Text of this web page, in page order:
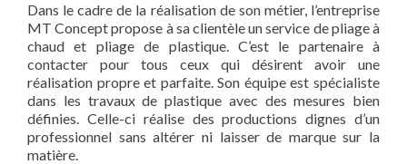
Dans le cadre de la réalisation de son métier, l’entreprise
MT Concept propose à sa clientèle un service de pliage à
chaud et pliage de plastique. C’est le partenaire à
contacter pour tous ceux qui désirent avoir une
réalisation propre et parfaite. Son équipe est spécialiste
dans les travaux de plastique avec des mesures bien
définies. Celle-ci réalise des productions dignes d’un
professionnel sans altérer ni laisser de marque sur la
matière.